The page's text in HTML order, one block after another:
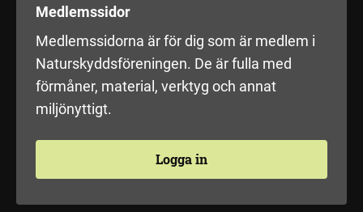
Medlemssidor
Medlemssidorna är för dig som är medlem i
Naturskyddsföreningen. De är fulla med
förmåner, material, verktyg och annat
miljönyttigt.
Logga in